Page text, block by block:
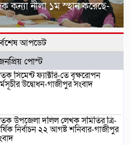
কন্যা নীলা ১ম স্হান করেছে-
আপডেট
পোস্ট
সিমেন্ট ফ্যাক্টরি-তে বৃক্ষরোপন
উদ্বোধন-গাজীপুর সংবাদ
উপজেলা দলিল লেখক সমিতির ত্রি-
নির্বাচন ২২ আগষ্ট শনিবার-গাজীপুর